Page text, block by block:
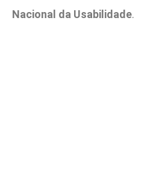
Nacional da Usabilidade.